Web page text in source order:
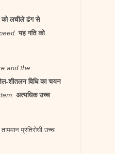
को लचीले ढंग से
यह गति को
and the
शीतलन विधि का चयन
अत्यधिक उच्च
प्रतिरोधी उच्च